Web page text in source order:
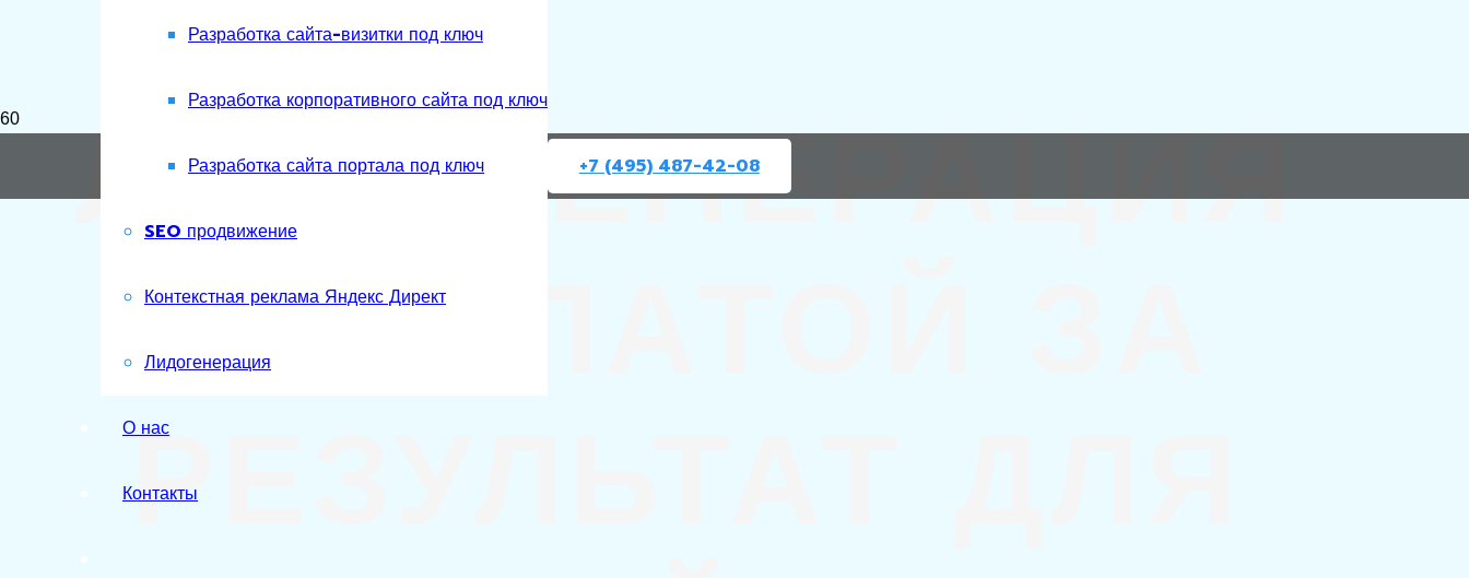
Разработка сайта-визитки под ключ
Разработка корпоративного сайта под ключ
Разработка сайта портала под ключ
SEO продвижение
Контекстная реклама Яндекс Директ
Лидогенерация
О нас
Контакты
+7 (495) 487-42-08
ЛИДОГЕНЕРАЦИЯ
С ОПЛАТОЙ ЗА
РЕЗУЛЬТАТ ДЛЯ